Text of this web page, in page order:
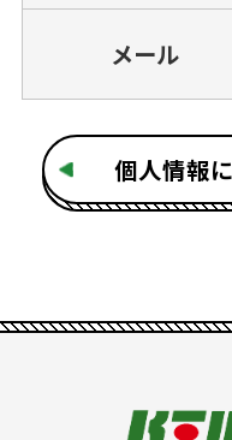
メール
個人情報